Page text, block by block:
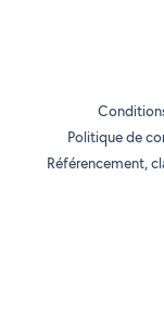
Politique de
Référencement,